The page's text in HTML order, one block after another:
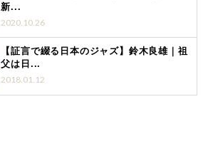
新...
2020.10.26
【証言で綴る日本のジャズ】鈴木良雄｜祖
父は日...
2018.01.12